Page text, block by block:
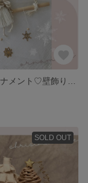
SOLD OUT